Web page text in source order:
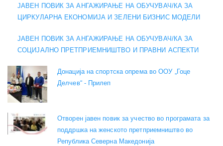
ЈАВЕН ПОВИК ЗА АНГАЖИРАЊЕ НА ОБУЧУВАЧ/КА ЗА
ЦИРКУЛАРНА ЕКОНОМИЈА И ЗЕЛЕНИ БИЗНИС МОДЕЛИ
ЈАВЕН ПОВИК ЗА АНГАЖИРАЊЕ НА ОБУЧУВАЧ/КА ЗА
СОЦИЈАЛНО ПРЕТПРИЕМНИШТВО И ПРАВНИ АСПЕКТИ
Донација на спортска опрема во ООУ „Гоце
Делчев“ - Прилеп
Отворен јавен повик за учество во програмата за
поддршка на женското претприемништво во
Република Северна Македонија